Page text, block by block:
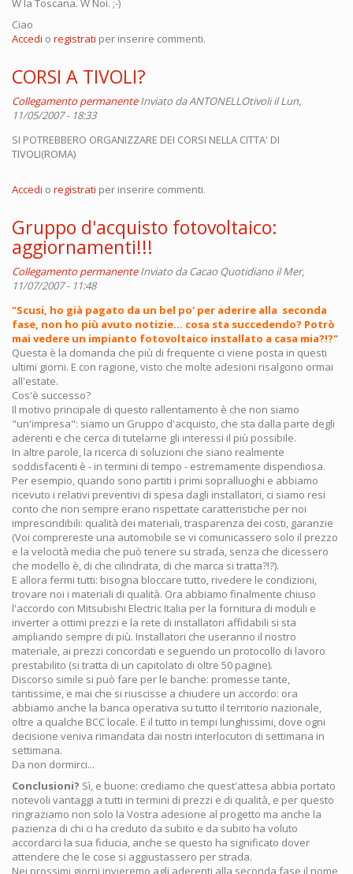
Ciao
Accedi o registrati per inserire commenti.
CORSI A TIVOLI?
Collegamento permanente Inviato daANTONELLOtivoliil Lun,
11/05/2007 - 18:33
SI POTREBBERO ORGANIZZARE DEI CORSI NELLA CITTA' DI
TIVOLI(ROMA)
Accedi o registrati per inserire commenti.
Gruppo d'acquisto fotovoltaico:
aggiornamenti!!!
Collegamento permanente Inviato daCacao Quotidiano il Mer,
11/07/2007 - 11:48
"Scusi, ho già pagato da un bel po' per aderire alla seconda
fase, non ho più avuto notizie... cosa sta succedendo? Potrò
mai vedere un impianto fotovoltaico installato a casa mia?!?"
Questa è la domanda che più di frequente ci viene posta in questi
ultimi giorni. E con ragione, visto che molte adesioni risalgono ormai
all'estate.
Cos'è successo?
Il motivo principale di questo rallentamento è che non siamo
"un'impresa": siamo un Gruppo d'acquisto, che sta dalla parte degli
aderenti e che cerca di tutelarne gli interessi il più possibile.
In altre parole, la ricerca di soluzioni che siano realmente
soddisfacenti è - in termini di tempo - estremamente dispendiosa.
Per esempio, quando sono partiti i primi sopralluoghi e abbiamo
ricevuto i relativi preventivi di spesa dagli installatori, ci siamo resi
conto che non sempre erano rispettate caratteristiche per noi
imprescindibili: qualità dei materiali, trasparenza dei costi, garanzie
(Voi comprereste una automobile se vi comunicassero solo il prezzo
e la velocità media che può tenere su strada, senza che dicessero
che modello è, di che cilindrata, di che marca si tratta?!?).
E allora fermi tutti: bisogna bloccare tutto, rivedere le condizioni,
trovare noi i materiali di qualità. Ora abbiamo finalmente chiuso
l'accordo con Mitsubishi Electric Italia per la fornitura di moduli e
inverter a ottimi prezzi e la rete di installatori affidabili si sta
ampliando sempre di più. Installatori che useranno il nostro
materiale, ai prezzi concordati e seguendo un protocollo di lavoro
prestabilito (si tratta di un capitolato di oltre 50 pagine).
Discorso simile si può fare per le banche: promesse tante,
tantissime, e mai che si riuscisse a chiudere un accordo: ora
abbiamo anche la banca operativa su tutto il territorio nazionale,
oltre a qualche BCC locale. E il tutto in tempi lunghissimi, dove ogni
decisione veniva rimandata dai nostri interlocutori di settimana in
settimana.
Da non dormirci...
Conclusioni? Sì, e buone: crediamo che quest'attesa abbia portato
notevoli vantaggi a tutti in termini di prezzi e di qualità, e per questo
ringraziamo non solo la Vostra adesione al progetto ma anche la
pazienza di chi ci ha creduto da subito e da subito ha voluto
accordarci la sua fiducia, anche se questo ha significato dover
attendere che le cose si aggiustassero per strada.
Nei prossimi giorni invieremo agli aderenti alla seconda fase il nome